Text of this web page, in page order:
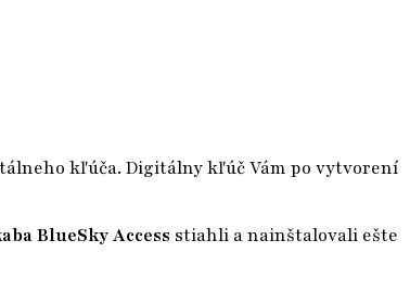
kľúča. Digitálny kľúč Vám po vytvorení
BlueSky Access stiahli a nainštalovali ešte